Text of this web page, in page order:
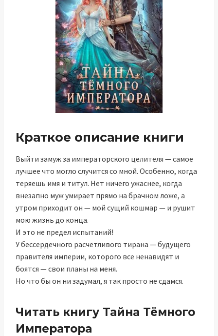
Краткое описание книги
Выйти замуж за императорского целителя — самое
лучшее что могло случится со мной. Особенно, когда
теряешь имя и титул. Нет ничего ужаснее, когда
внезапно муж умирает прямо на брачном ложе, а
утром приходит он — мой сущий кошмар — и рушит
мою жизнь до конца.
И это не предел испытаний!
У бессердечного расчётливого тирана — будущего
правителя империи, которого все ненавидят и
боятся — свои планы на меня.
Но что бы он ни задумал, я так просто не сдамся.
Читать книгу Тайна Тёмного
Императора